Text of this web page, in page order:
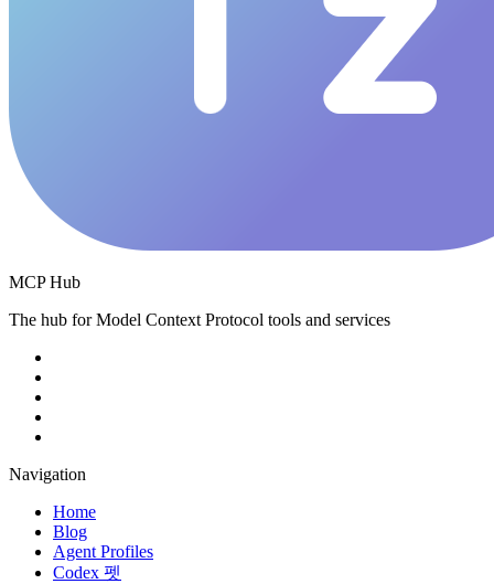
MCP Hub
The hub for Model Context Protocol tools and services
Navigation
Home
Blog
Agent Profiles
Codex 펫